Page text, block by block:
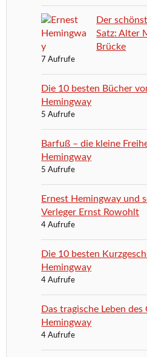
Der
Satz: Alter
Brücke
7 Aufrufe
Die 10 besten Bücher
Hemingway
5 Aufrufe
Barfuß – die kleine
Hemingway
5 Aufrufe
Ernest Hemingway und
Verleger Ernst Rowohlt
4 Aufrufe
Die 10 besten
Hemingway
4 Aufrufe
Das tragische Leben des
Hemingway
4 Aufrufe